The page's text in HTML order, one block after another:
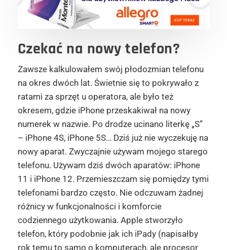
Czekać na nowy telefon?
Zawsze kalkulowałem swój płodozmian telefonu
na okres dwóch lat. Świetnie się to pokrywało z
ratami za sprzęt u operatora, ale było też
okresem, gdzie iPhone przeskakiwał na nowy
numerek w nazwie. Po drodze ucinano literkę „S”
– iPhone 4S, iPhone 5S… Dziś już nie wyczekuję na
nowy aparat. Zwyczajnie używam mojego starego
telefonu. Używam dziś dwóch aparatów: iPhone
11 i iPhone 12. Przemieszczam się pomiędzy tymi
telefonami bardzo często. Nie odczuwam żadnej
różnicy w funkcjonalności i komforcie
codziennego użytkowania. Apple stworzyło
telefon, który podobnie jak ich iPady (napisałby
rok temu to samo o komputerach, ale procesor